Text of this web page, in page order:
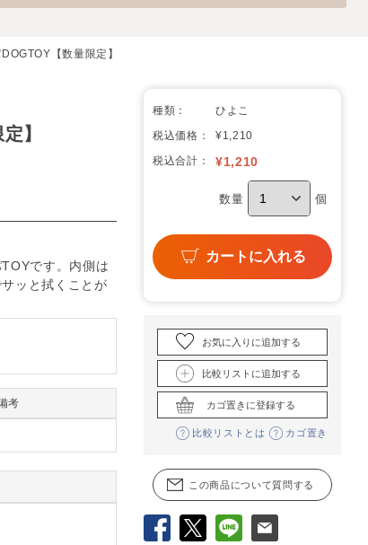
【数量限定】
】
です。内側は
ッと拭くことが
考
種類：
ひよこ
税込価格：
¥1,210
税込合計：
¥1,210
数量 個
カートに入れる
お気に入りに追加する
比較リストに追加する
カゴ置きに登録する
比較リストとは カゴ置き
この商品について質問する
Facebook LINE